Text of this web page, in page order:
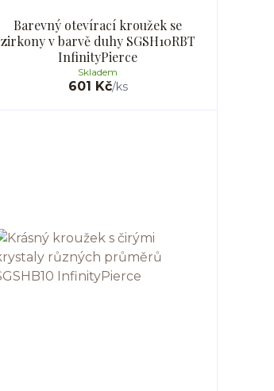
Barevný otevírací kroužek se
zirkony v barvě duhy SGSH10RBT
InfinityPierce
601 Kč/ks
Skladem